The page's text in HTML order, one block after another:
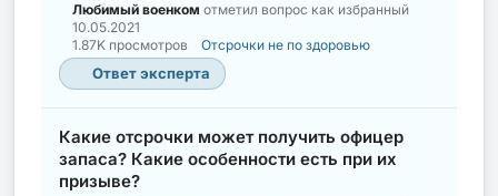
Любимый военком отметил вопрос как избранный
10.05.2021
1.87K просмотров
Отсрочки не по здоровью
Ответ эксперта
Какие отсрочки может получить офицер
запаса? Какие особенности есть при их
призыве?